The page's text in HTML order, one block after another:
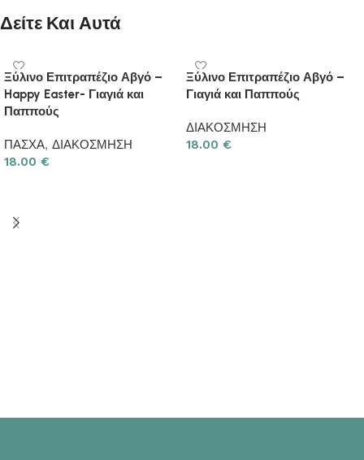
Δείτε Και Αυτά
Ξύλινο Επιτραπέζιο Αβγό –
Happy Easter- Γιαγιά και
Παππούς
ΠΑΣΧΑ, ΔΙΑΚΟΣΜΗΣΗ
18.00 €
Ξύλινο Επιτραπέζιο Αβγό –
Γιαγιά και Παππούς
ΔΙΑΚΟΣΜΗΣΗ
18.00 €